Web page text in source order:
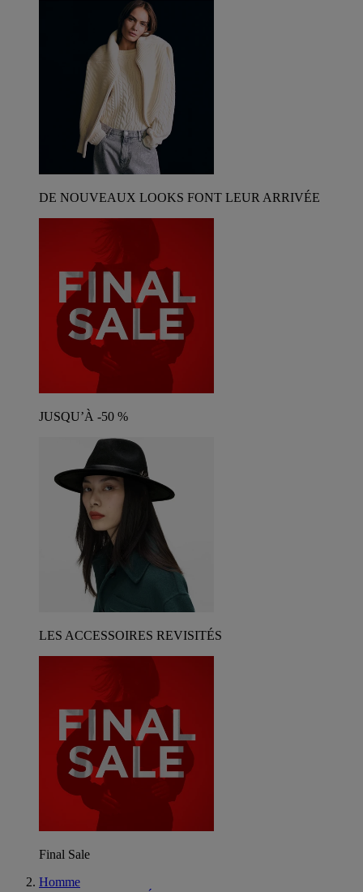
DE NOUVEAUX LOOKS FONT LEUR ARRIVÉE
JUSQU’À -50 %
LES ACCESSOIRES REVISITÉS
Final Sale
Homme